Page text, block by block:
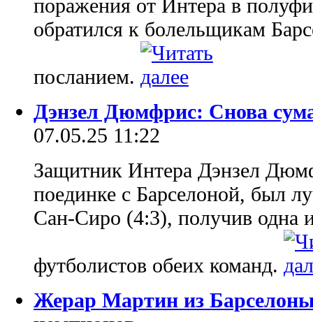
поражения от Интера в
обратился к болельщикам
посланием.
Дэнзел Дюмфрис: Снова
07.05.25 11:22
Защитник Интера Дэнзел
поединке с Барселоной, был
Сан-Сиро (4:3), получив одна
футболистов обеих команд.
Жерар Мартин из